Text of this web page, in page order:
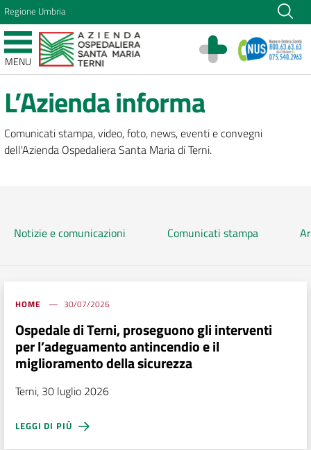
Vai ai contenuti
Vai al menu di navigazione
Vai al footer
Regione Umbria
MENU
Azienda Ospedaliera Santa Maria di Terni
Sito Istituzionale
L’Azienda informa
Comunicati stampa, video, foto, news, eventi e convegni
dell'Azienda Ospedaliera Santa Maria di Terni.
Notizie e comunicazioni Comunicati stampa
HOME 30/07/2026
Ospedale di Terni, proseguono gli interventi
per l’adeguamento antincendio e il
miglioramento della sicurezza
Terni, 30 luglio 2026
LEGGI DI PIÙ